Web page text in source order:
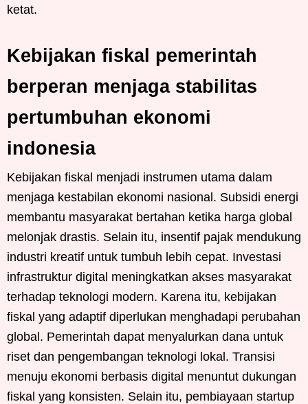
ketat.
Kebijakan fiskal pemerintah
berperan menjaga stabilitas
pertumbuhan ekonomi
indonesia
Kebijakan fiskal menjadi instrumen utama dalam
menjaga kestabilan ekonomi nasional. Subsidi energi
membantu masyarakat bertahan ketika harga global
melonjak drastis. Selain itu, insentif pajak mendukung
industri kreatif untuk tumbuh lebih cepat. Investasi
infrastruktur digital meningkatkan akses masyarakat
terhadap teknologi modern. Karena itu, kebijakan
fiskal yang adaptif diperlukan menghadapi perubahan
global. Pemerintah dapat menyalurkan dana untuk
riset dan pengembangan teknologi lokal. Transisi
menuju ekonomi berbasis digital menuntut dukungan
fiskal yang konsisten. Selain itu, pembiayaan startup